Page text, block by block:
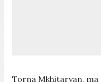
Torna Mkhitaryan, ma